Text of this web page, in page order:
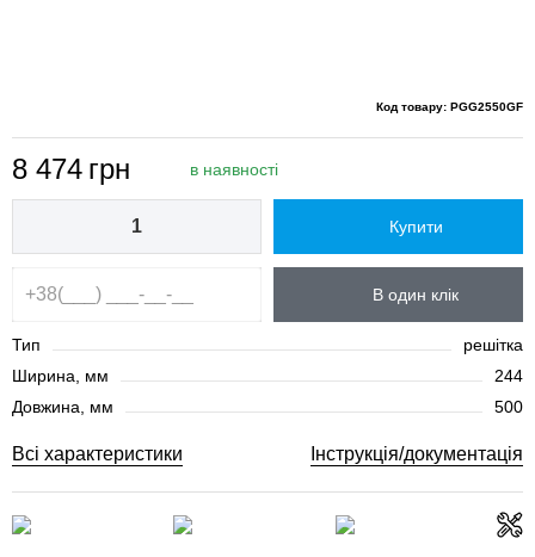
Код товару: PGG2550GF
8 474 грн в наявності
Купити
В один клік
Тип
решітка
Ширина, мм
244
Довжина, мм
500
Всі характеристики Інструкція/документація